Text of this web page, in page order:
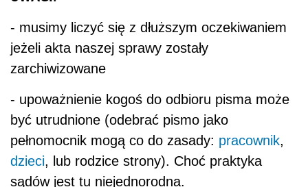
- musimy liczyć się z dłuższym oczekiwaniem
jeżeli akta naszej sprawy zostały
zarchiwizowane
- upoważnienie kogoś do odbioru pisma może
być utrudnione (odebrać pismo jako
pełnomocnik mogą co do zasady: pracownik,
dzieci, lub rodzice strony). Choć praktyka
sądów jest tu niejednorodna.